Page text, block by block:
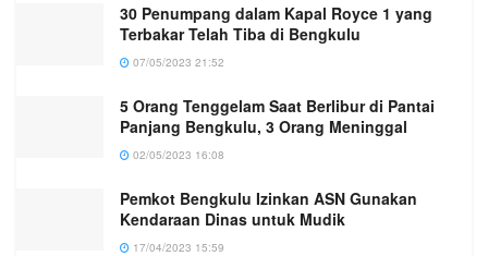
30 Penumpang dalam Kapal Royce 1 yang
Terbakar Telah Tiba di Bengkulu
07/05/2023 21:52
5 Orang Tenggelam Saat Berlibur di Pantai
Panjang Bengkulu, 3 Orang Meninggal
02/05/2023 16:08
Pemkot Bengkulu Izinkan ASN Gunakan
Kendaraan Dinas untuk Mudik
17/04/2023 15:59